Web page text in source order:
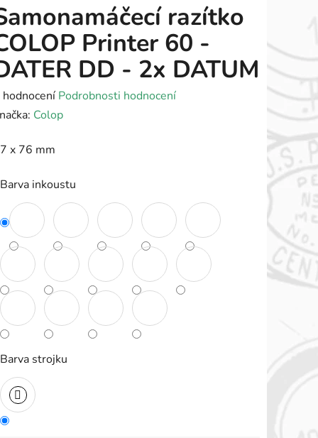
razítko
Printer 60 -
DD - 2x DATUM
hvězdiček.
hodnocení Podrobnosti hodnocení
Colop
x 76 mm
Barva inkoustu
Barva strojku